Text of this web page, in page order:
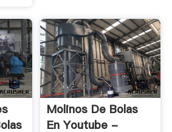
Molinos De Bolas
En Youtube -